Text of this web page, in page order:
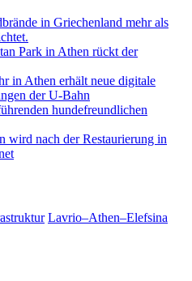
in Griechenland mehr als
Park in Athen rückt der
in Athen erhält neue digitale
der U-Bahn
hundefreundlichen
wird nach der Restaurierung in
Lavrio–Athen–Elefsina